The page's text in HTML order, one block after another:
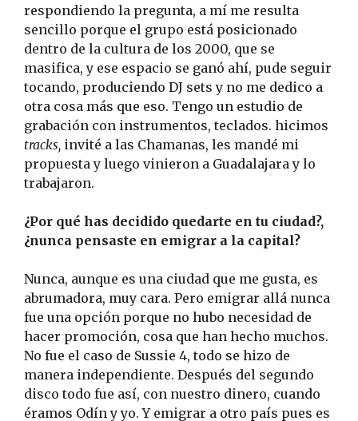
respondiendo la pregunta, a mí me resulta
sencillo porque el grupo está posicionado
dentro de la cultura de los 2000, que se
masifica, y ese espacio se ganó ahí, pude seguir
tocando, produciendo DJ sets y no me dedico a
otra cosa más que eso. Tengo un estudio de
grabación con instrumentos, teclados. hicimos
tracks, invité a las Chamanas, les mandé mi
propuesta y luego vinieron a Guadalajara y lo
trabajaron.
¿Por qué has decidido quedarte en tu ciudad?,
¿nunca pensaste en emigrar a la capital?
Nunca, aunque es una ciudad que me gusta, es
abrumadora, muy cara. Pero emigrar allá nunca
fue una opción porque no hubo necesidad de
hacer promoción, cosa que han hecho muchos.
No fue el caso de Sussie 4, todo se hizo de
manera independiente. Después del segundo
disco todo fue así, con nuestro dinero, cuando
éramos Odín y yo. Y emigrar a otro país pues es